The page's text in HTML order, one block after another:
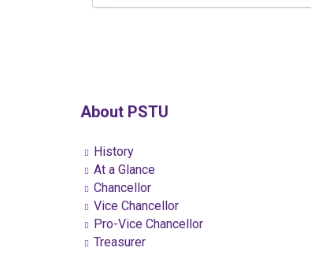
About PSTU
History
At a Glance
Chancellor
Vice Chancellor
Pro-Vice Chancellor
Treasurer